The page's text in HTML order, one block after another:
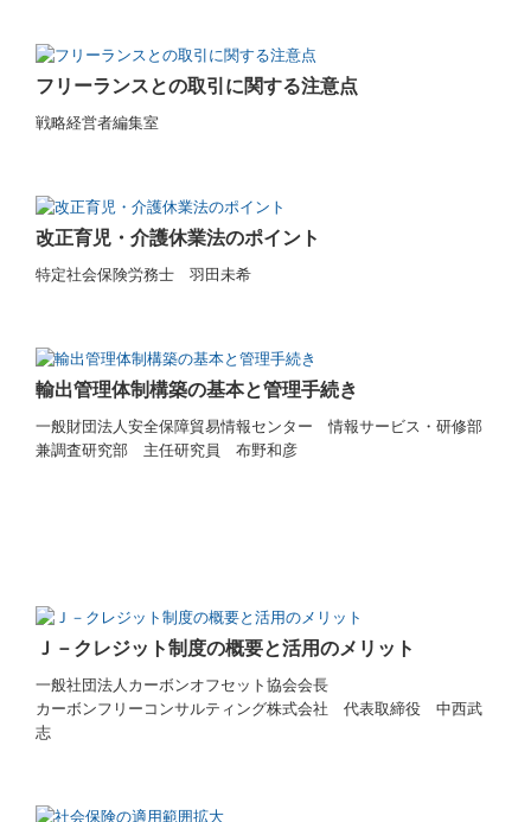
フリーランスとの取引に関する注意点
戦略経営者編集室
改正育児・介護休業法のポイント
特定社会保険労務士 羽田未希
輸出管理体制構築の基本と管理手続き
一般財団法人安全保障貿易情報センター情報サービス・研修部
兼調査研究部 主任研究員 布野和彦
Ｊ－クレジット制度の概要と活用のメリット
一般社団法人カーボンオフセット協会会長
カーボンフリーコンサルティング株式会社 代表取締役 中西武
志